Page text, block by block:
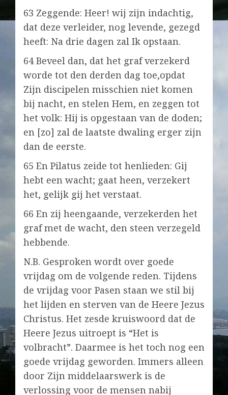
63 Zeggende: Heer! wij zijn indachtig,
dat deze verleider, nog levende, gezegd
heeft: Na drie dagen zal Ik opstaan.
64 Beveel dan, dat het graf verzekerd
worde tot den derden dag toe,opdat
Zijn discipelen misschien niet komen
bij nacht, en stelen Hem, en zeggen tot
het volk: Hij is opgestaan van de doden;
en [zo] zal de laatste dwaling erger zijn
dan de eerste.
65 En Pilatus zeide tot henlieden: Gij
hebt een wacht; gaat heen, verzekert
het, gelijk gij het verstaat.
66 En zij heengaande, verzekerden het
graf met de wacht, den steen verzegeld
hebbende.
N.B. Gesproken wordt over goede
vrijdag om de volgende reden. Tijdens
de vrijdag voor Pasen staan we stil bij
het lijden en sterven van de Heere Jezus
Christus. Het zesde kruiswoord dat de
Heere Jezus uitroept is “Het is
volbracht”. Daarmee is het toch nog een
goede vrijdag geworden. Immers alleen
door Zijn middelaarswerk is de
verlossing voor de mensen nabij